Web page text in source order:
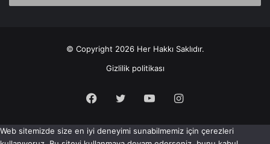
© Copyright 2026 Her Hakkı Saklıdır.
Gizlilik politikası
Facebook
X YouTubeInstagram
Web sitemizde size en iyi deneyimi sunabilmemiz için çerezleri